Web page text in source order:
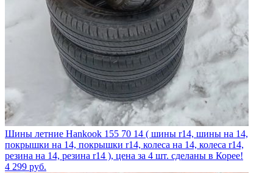
Шины летние Hankook 155 70 14 ( шины r14, шины на 14,
покрышки на 14, покрышки r14, колеса на 14, колеса r14,
резина на 14, резина r14 ), цена за 4 шт. сделаны в Корее!
4 299 руб.